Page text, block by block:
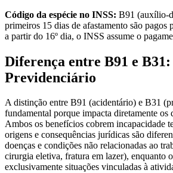
Código da espécie no INSS: B91 (auxílio-
primeiros 15 dias de afastamento são pagos
a partir do 16º dia, o INSS assume o
Diferença entre B91 e
Previdenciário
A distinção entre B91 (acidentário) e B31
fundamental porque impacta diretamente os
Ambos os benefícios cobrem incapacidade
origens e consequências jurídicas são
doenças e condições não relacionadas ao
cirurgia eletiva, fratura em lazer), enquanto
exclusivamente situações vinculadas à